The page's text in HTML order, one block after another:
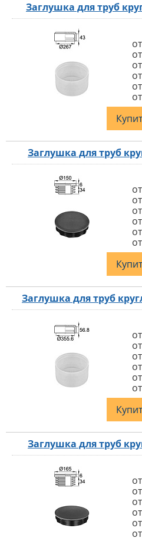
Заглушка для труб
Заглушка для труб
Заглушка для труб
Заглушка для труб